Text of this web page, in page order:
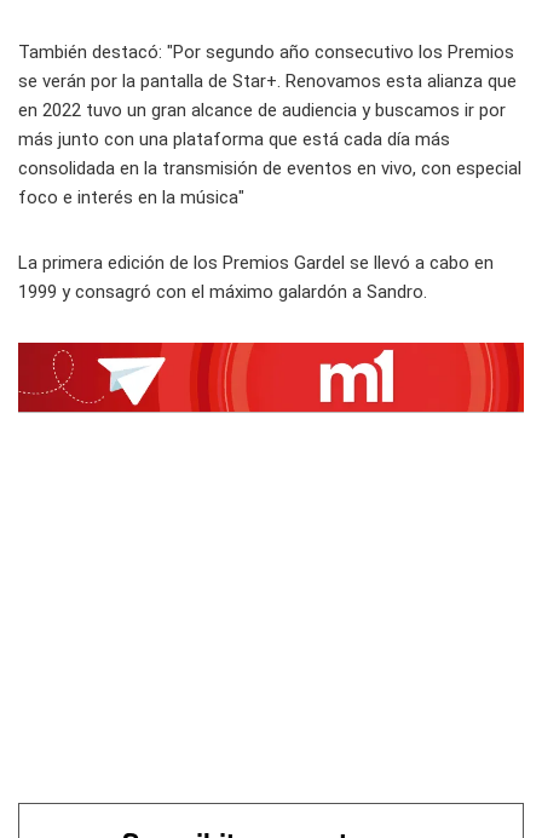
También destacó: "Por segundo año consecutivo los Premios
se verán por la pantalla de Star+. Renovamos esta alianza que
en 2022 tuvo un gran alcance de audiencia y buscamos ir por
más junto con una plataforma que está cada día más
consolidada en la transmisión de eventos en vivo, con especial
foco e interés en la música"
La primera edición de los Premios Gardel se llevó a cabo en
1999 y consagró con el máximo galardón a Sandro.